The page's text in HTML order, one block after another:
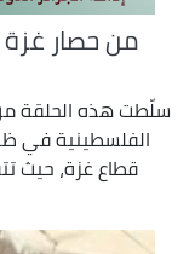
من حصار
سلّطت هذه الحلقة
الفلسطينية في
قطاع غزة، حيث